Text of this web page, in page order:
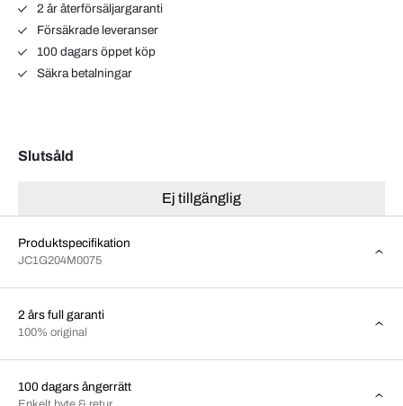
2 år återförsäljargaranti
Försäkrade leveranser
100 dagars öppet köp
Säkra betalningar
Slutsåld
Ej tillgänglig
Produktspecifikation
JC1G204M0075
2 års full garanti
100% original
100 dagars ångerrätt